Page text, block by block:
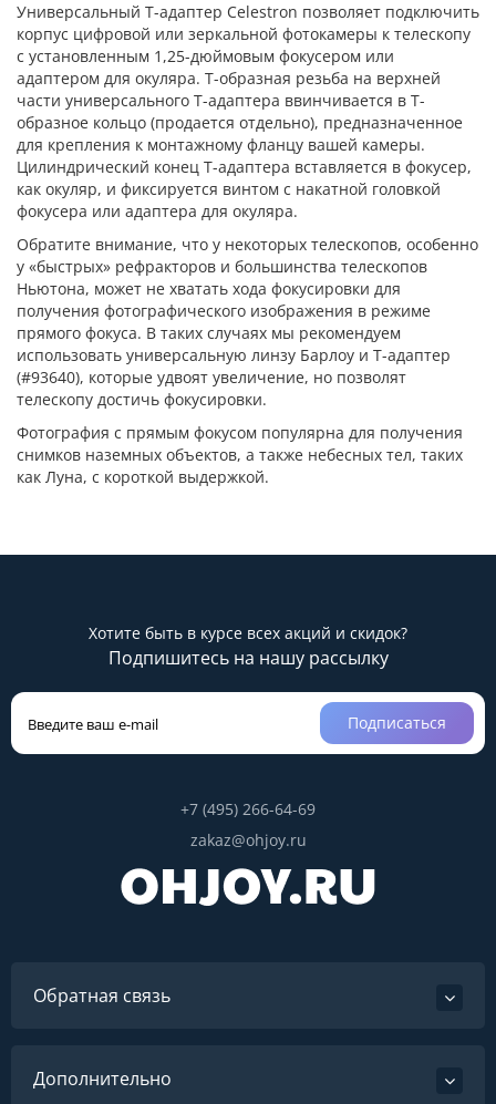
Универсальный Т-адаптер Celestron позволяет подключить
корпус цифровой или зеркальной фотокамеры к телескопу
с установленным 1,25-дюймовым фокусером или
адаптером для окуляра. Т-образная резьба на верхней
части универсального Т-адаптера ввинчивается в Т-
образное кольцо (продается отдельно), предназначенное
для крепления к монтажному фланцу вашей камеры.
Цилиндрический конец Т-адаптера вставляется в фокусер,
как окуляр, и фиксируется винтом с накатной головкой
фокусера или адаптера для окуляра.
Обратите внимание, что у некоторых телескопов, особенно
у «быстрых» рефракторов и большинства телескопов
Ньютона, может не хватать хода фокусировки для
получения фотографического изображения в режиме
прямого фокуса. В таких случаях мы рекомендуем
использовать универсальную линзу Барлоу и Т-адаптер
(#93640), которые удвоят увеличение, но позволят
телескопу достичь фокусировки.
Фотография с прямым фокусом популярна для получения
снимков наземных объектов, а также небесных тел, таких
как Луна, с короткой выдержкой.
Хотите быть в курсе всех акций и скидок?
Подпишитесь на нашу рассылку
Подписаться
+7 (495) 266-64-69
zakaz@ohjoy.ru
Обратная связь
Дополнительно